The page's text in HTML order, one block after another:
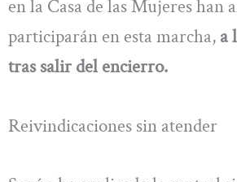
en la Casa de las Mujeres han
participarán en esta marcha, a
tras salir del encierro.
Reivindicaciones sin atender